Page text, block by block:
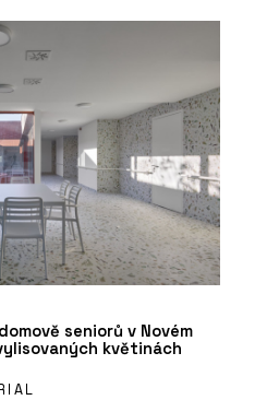
seniorů v Novém
květinách